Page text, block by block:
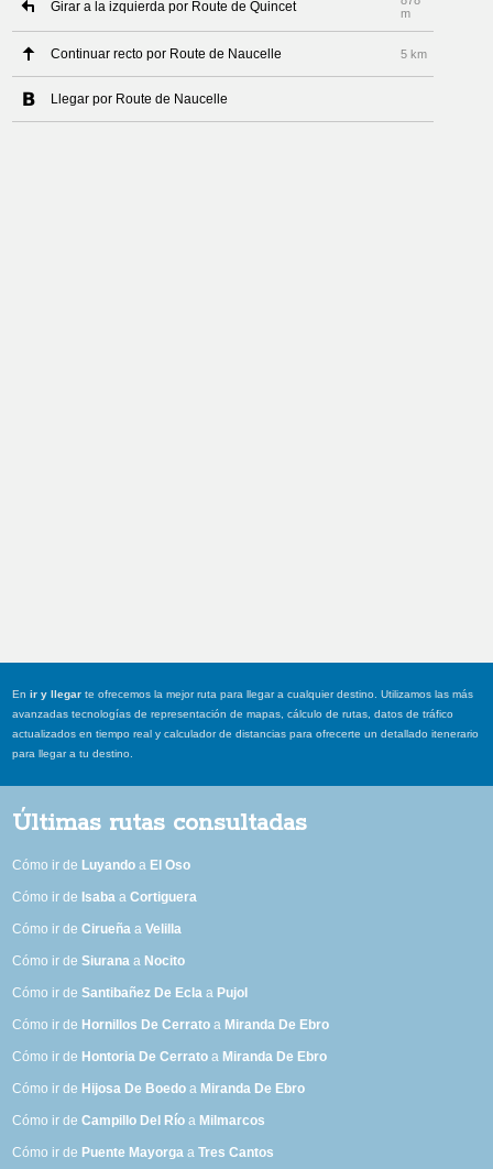
Girar a la izquierda por Route de Quincet
m
Continuar recto por Route de Naucelle 5 km
Llegar por Route de Naucelle
Enir y llegar te ofrecemos la mejor ruta para llegar a cualquier destino. Utilizamos las más
avanzadas tecnologías de representación de mapas, cálculo de rutas, datos de tráfico
actualizados en tiempo real y calculador de distancias para ofrecerte un detallado itenerario
para llegar a tu destino.
Últimas rutas consultadas
Cómo ir de Luyando a El Oso
Cómo ir de Isaba aCortiguera
Cómo ir deCirueña aVelilla
Cómo ir deSiurana a Nocito
Cómo ir deSantibañez De Ecla a Pujol
Cómo ir de Hornillos De Cerrato a Miranda De Ebro
Cómo ir de Hontoria De Cerrato a Miranda De Ebro
Cómo ir de Hijosa De Boedo a Miranda De Ebro
Cómo ir deCampillo Del Río a Milmarcos
Cómo ir de Puente Mayorga aTres Cantos